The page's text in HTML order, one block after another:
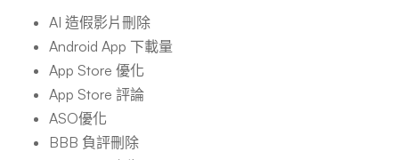
AI 造假影片刪除
Android App 下載量
App Store 優化
App Store 評論
ASO優化
BBB 負評刪除